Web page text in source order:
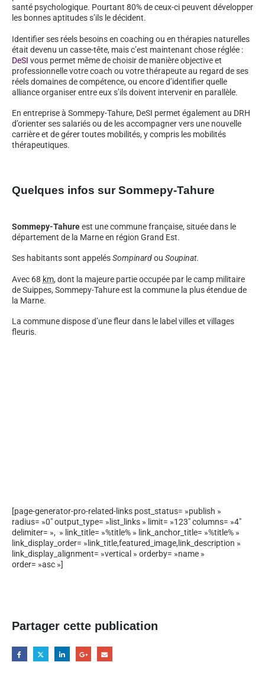
santé psychologique. Pourtant 80% de ceux-ci peuvent développer
les bonnes aptitudes s’ils le décident.
Identifier ses réels besoins en coaching ou en thérapies naturelles
était devenu un casse-tête, mais c’est maintenant chose réglée :
DeSI vous permet même de choisir de manière objective et
professionnelle votre coach ou votre thérapeute au regard de ses
réels domaines de compétence, ou encore d’identifier quelle
alliance organiser entre eux s’ils doivent intervenir en parallèle.
En entreprise à Sommepy-Tahure, DeSI permet également au DRH
d’orienter ses salariés ou de les accompagner vers une nouvelle
carrière et de gérer toutes mobilités, y compris les mobilités
thérapeutiques.
Quelques infos sur Sommepy-Tahure
Sommepy-Tahureest une commune française, située dans le
département de la Marne en région Grand Est.
Ses habitants sont appelésSompinardou Soupinat.
Avec 68 km, dont la majeure partie occupée par le camp militaire
de Suippes, Sommepy-Tahure est la commune la plus étendue de
la Marne.
La commune dispose d’une fleur dans le label villes et villages
fleuris.
[page-generator-pro-related-links post_status= »publish »
radius= »0″ output_type= »list_links » limit= »123″ columns= »4″
delimiter= », » link_title= »%title% » link_anchor_title= »%title% »
link_display_order= »link_title,featured_image,link_description »
link_display_alignment= »vertical » orderby= »name »
order= »asc »]
Partager cette publication